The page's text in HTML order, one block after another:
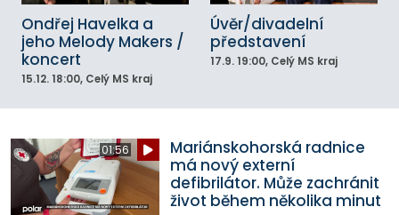
Ondřej Havelka a
jeho Melody Makers /
koncert
15.12. 18:00, Celý MS kraj
Úvěr/divadelní
představení
17.9. 19:00, Celý MS kraj
01:56
Mariánskohorská radnice
má nový externí
defibrilátor. Může zachránit
život během několika minut